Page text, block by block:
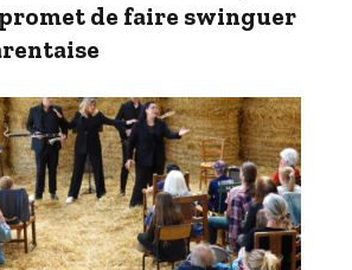
de faire swinguer